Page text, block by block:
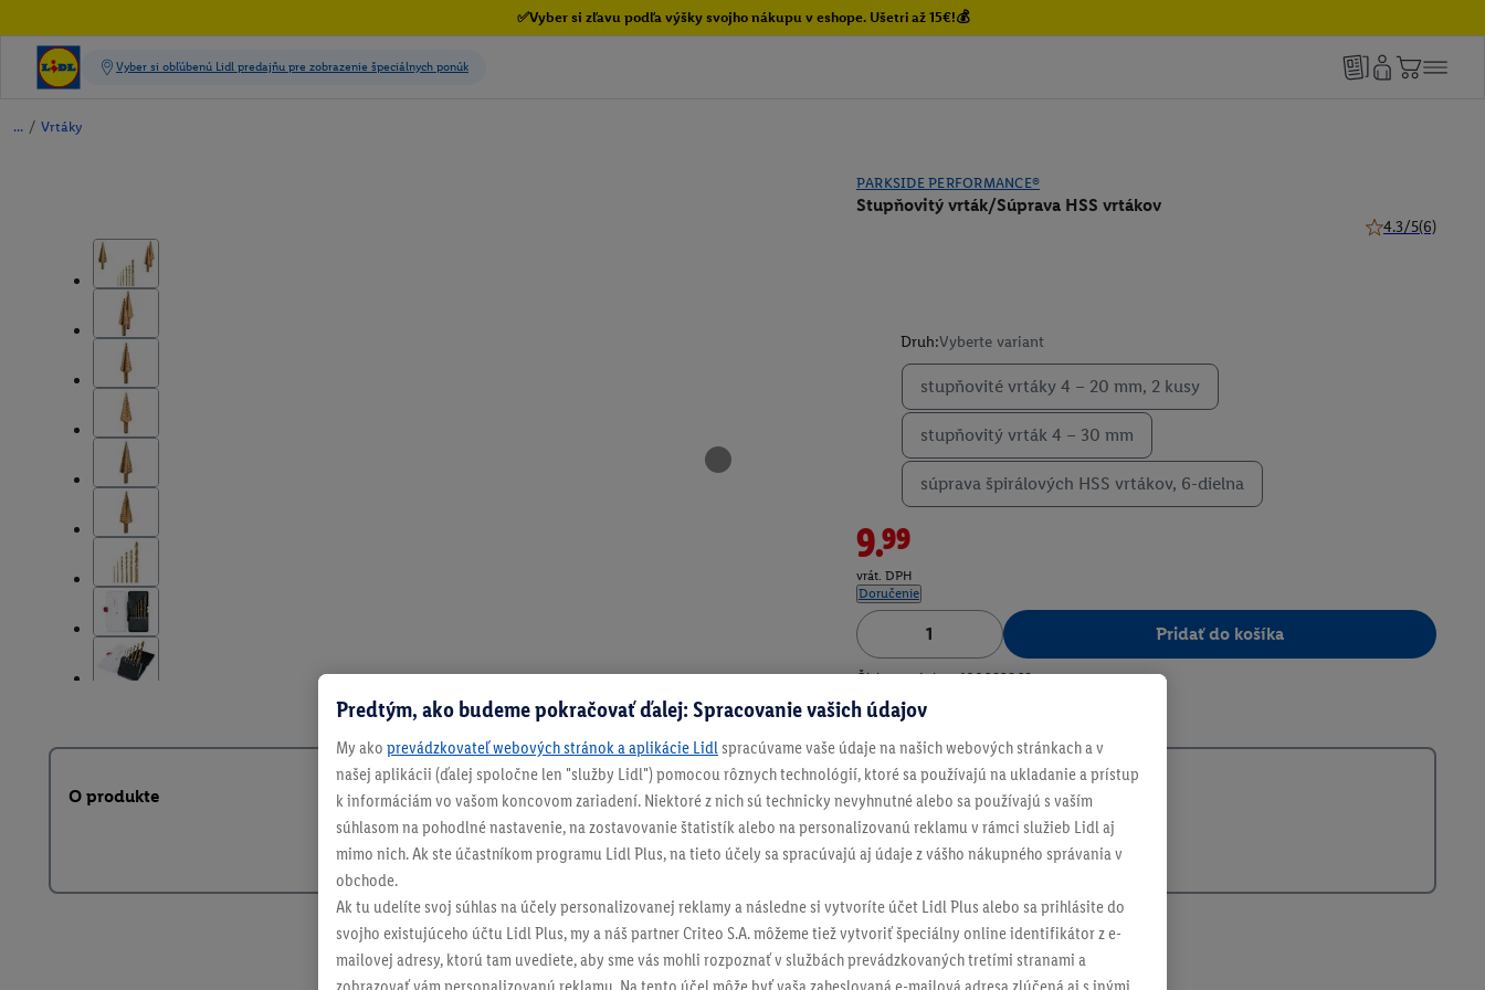
✅Vyber si zľavu podľa výšky svojho nákupu v eshope. Ušetri až 15€!💰
/ Vrtáky
PARKSIDE PERFORMANCE®
Stupňovitý vrták/Súprava HSS vrtákov
4.3/5(6)
Druh:Vyberte variant
stupňovité vrtáky 4 – 20 mm, 2 kusy
stupňovitý vrták 4 – 30 mm
súprava špirálových HSS vrtákov, 6-dielna
9.99
vrát. DPH
Doručenie
Pridať do košíka
Číslo produktu: 100382969
O produkte
Predtým, ako budeme pokračovať ďalej: Spracovanie vašich údajov
My ako prevádzkovateľ webových stránok a aplikácie Lidl spracúvame vaše údaje na našich webových stránkach a v
našej aplikácii (ďalej spoločne len "služby Lidl") pomocou rôznych technológií, ktoré sa používajú na ukladanie a prístup
k informáciám vo vašom koncovom zariadení. Niektoré z nich sú technicky nevyhnutné alebo sa používajú s vaším
súhlasom na pohodlné nastavenie, na zostavovanie štatistík alebo na personalizovanú reklamu v rámci služieb Lidl aj
mimo nich. Ak ste účastníkom programu Lidl Plus, na tieto účely sa spracúvajú aj údaje z vášho nákupného správania v
obchode.
Ak tu udelíte svoj súhlas na účely personalizovanej reklamy a následne si vytvoríte účet Lidl Plus alebo sa prihlásite do
svojho existujúceho účtu Lidl Plus, my a náš partner Criteo S.A. môžeme tiež vytvoriť špeciálny online identifikátor z e-
mailovej adresy, ktorú tam uvediete, aby sme vás mohli rozpoznať v službách prevádzkovaných tretími stranami a